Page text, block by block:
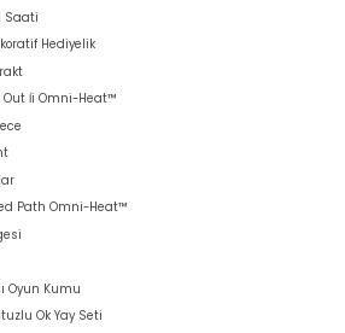
Saati
Hediyelik
Out İi Omni-Heat™
Path Omni-Heat™
Oyun Kumu
Ok Yay Seti